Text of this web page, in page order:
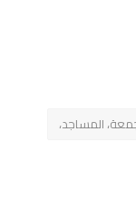
المساجد،